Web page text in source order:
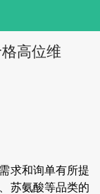
高位维
求和询单有所提
苏氨酸等品类的